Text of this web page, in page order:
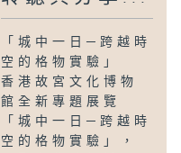
「城中一日─跨越時
空的格物實驗」
香港故宮文化博物
館全新專題展覽
「城中一日─跨越時
空的格物實驗」，